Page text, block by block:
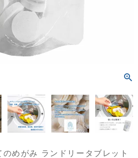
めがみ ランドリータブレット